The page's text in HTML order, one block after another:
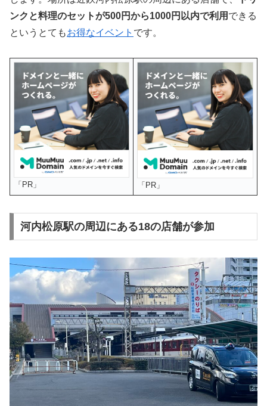
ンクと料理のセットが500円から1000円以内で利用 できる
というとてもお得なイベント です。
「PR」 「PR」
河内松原駅の周辺にある18の店舗が参加